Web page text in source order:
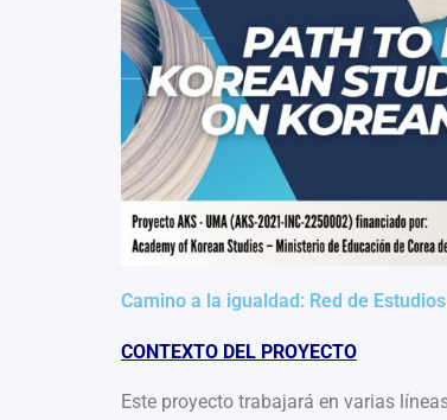
Camino a la igualdad: Red de
CONTEXTO DEL PROYECTO
Este proyecto trabajará en varias